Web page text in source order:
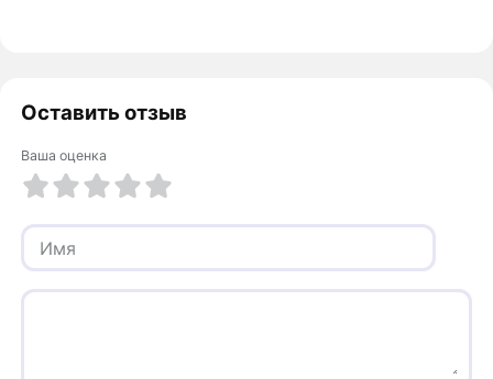
Оставить отзыв
Ваша оценка
1 из 5 2 из 5 3 из 5 4 из 5 5 из 5